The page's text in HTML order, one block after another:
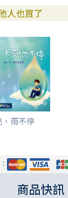
人也買了
，雨不停
商品快訊